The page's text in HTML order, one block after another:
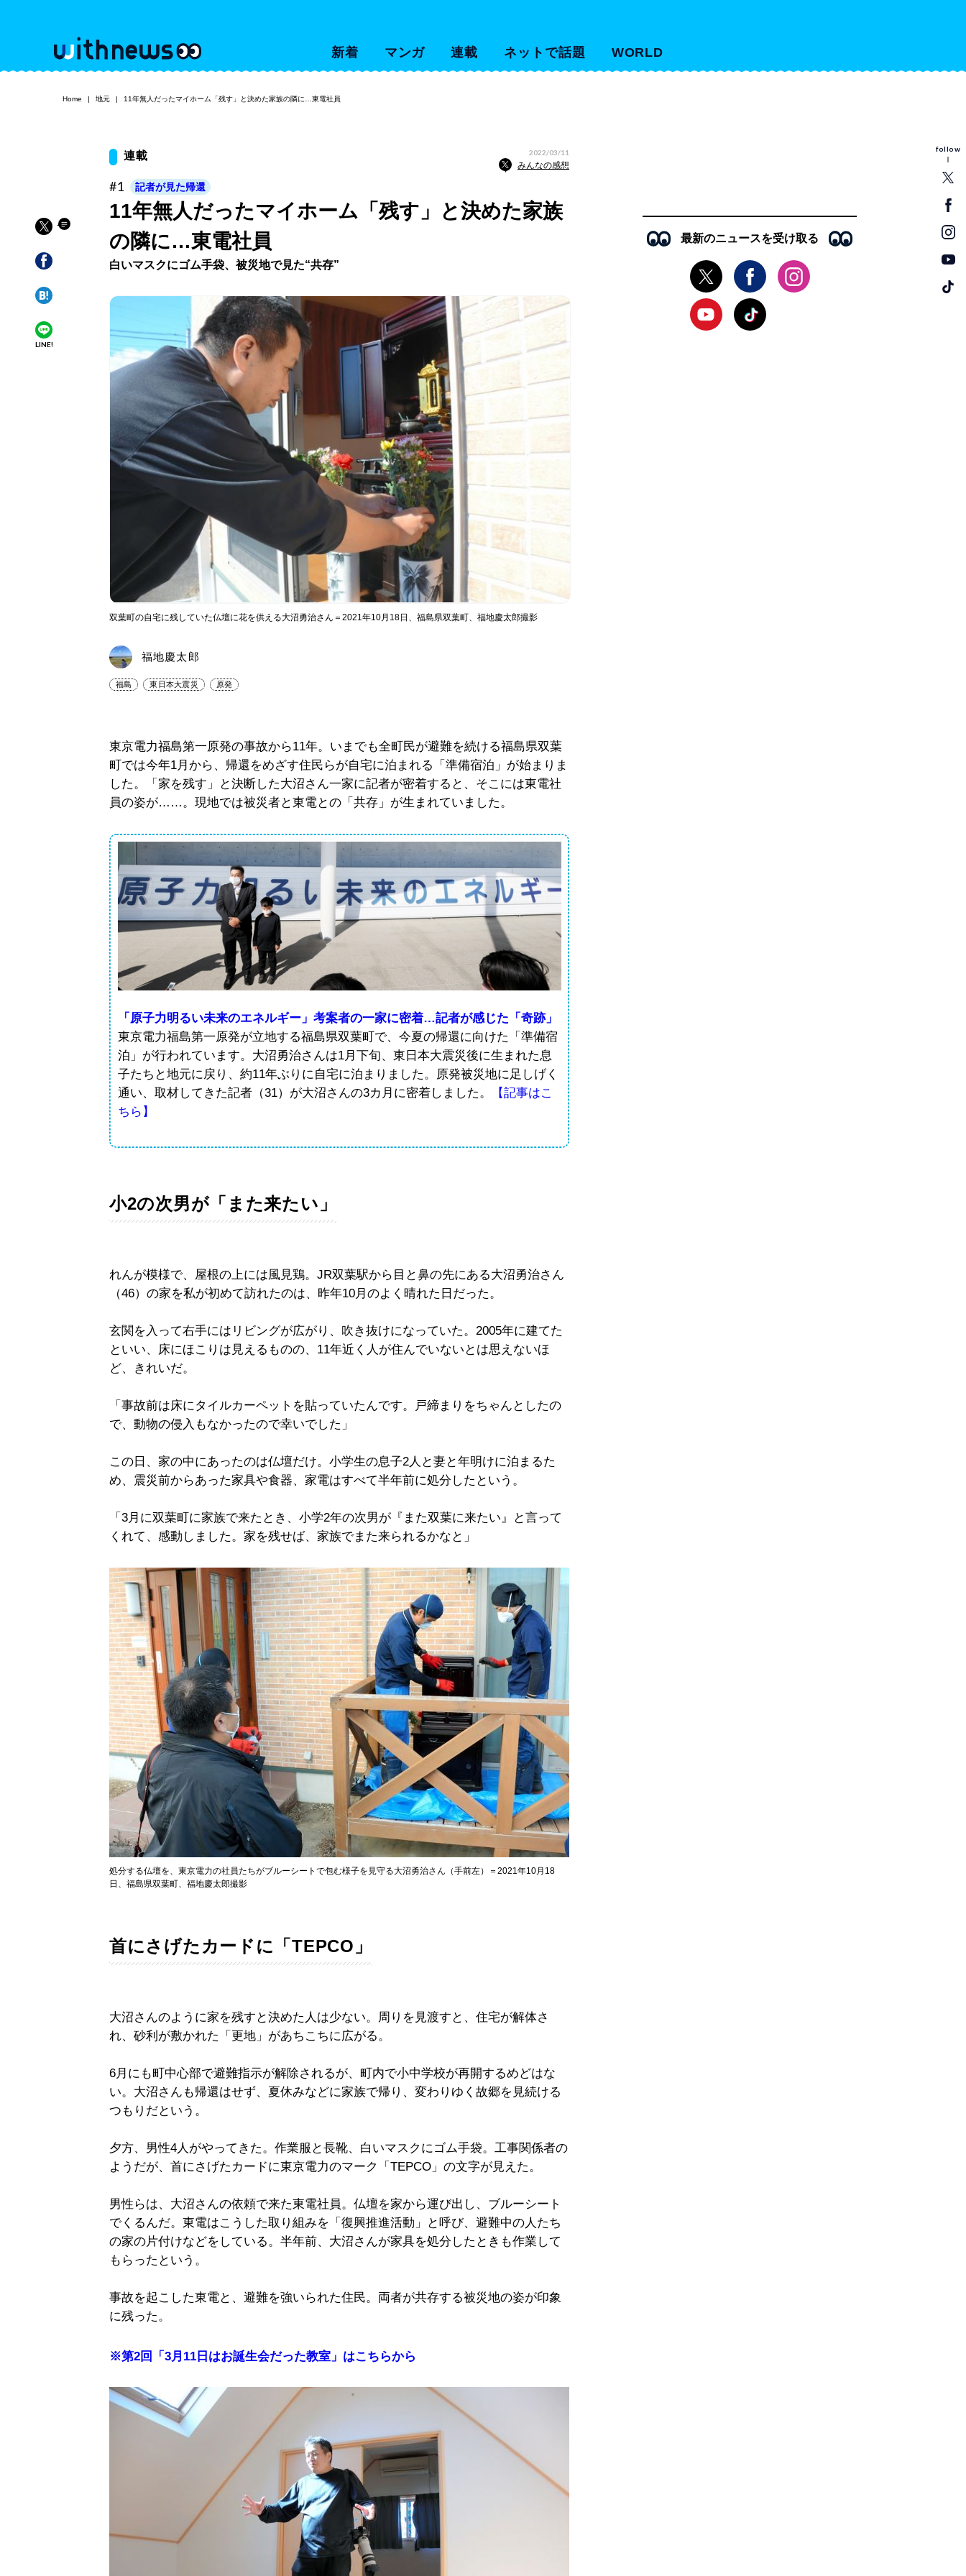
新着 マンガ 連載 ネットで話題 WORLD
follow
Home 地元 11年無人だったマイホーム「残す」と決めた家族の隣に…東電社員
LINE!
連載 2022/03/11
みんなの感想
#1 記者が見た帰還
11年無人だったマイホーム「残す」と決めた家族
の隣に…東電社員
白いマスクにゴム手袋、被災地で見た“共存”
双葉町の自宅に残していた仏壇に花を供える大沼勇治さん＝2021年10月18日、福島県双葉町、福地慶太郎撮影
福地慶太郎
福島 東日本大震災 原発
東京電力福島第一原発の事故から11年。いまでも全町民が避難を続ける福島県双葉
町では今年1月から、帰還をめざす住民らが自宅に泊まれる「準備宿泊」が始まりま
した。「家を残す」と決断した大沼さん一家に記者が密着すると、そこには東電社
員の姿が……。現地では被災者と東電との「共存」が生まれていました。
「原子力明るい未来のエネルギー」考案者の一家に密着…記者が感じた「奇跡」
東京電力福島第一原発が立地する福島県双葉町で、今夏の帰還に向けた「準備宿
泊」が行われています。大沼勇治さんは1月下旬、東日本大震災後に生まれた息
子たちと地元に戻り、約11年ぶりに自宅に泊まりました。原発被災地に足しげく
通い、取材してきた記者（31）が大沼さんの3カ月に密着しました。
【記事はこ
ちら】
小2の次男が「また来たい」
れんが模様で、屋根の上には風見鶏。JR双葉駅から目と鼻の先にある大沼勇治さん
（46）の家を私が初めて訪れたのは、昨年10月のよく晴れた日だった。
玄関を入って右手にはリビングが広がり、吹き抜けになっていた。2005年に建てた
といい、床にほこりは見えるものの、11年近く人が住んでいないとは思えないほ
ど、きれいだ。
「事故前は床にタイルカーペットを貼っていたんです。戸締まりをちゃんとしたの
で、動物の侵入もなかったので幸いでした」
この日、家の中にあったのは仏壇だけ。小学生の息子2人と妻と年明けに泊まるた
め、震災前からあった家具や食器、家電はすべて半年前に処分したという。
「3月に双葉町に家族で来たとき、小学2年の次男が『また双葉に来たい』と言って
くれて、感動しました。家を残せば、家族でまた来られるかなと」
処分する仏壇を、東京電力の社員たちがブルーシートで包む様子を見守る大沼勇治さん（手前左）＝2021年10月18
日、福島県双葉町、福地慶太郎撮影
首にさげたカードに「TEPCO」
大沼さんのように家を残すと決めた人は少ない。周りを見渡すと、住宅が解体さ
れ、砂利が敷かれた「更地」があちこちに広がる。
6月にも町中心部で避難指示が解除されるが、町内で小中学校が再開するめどはな
い。大沼さんも帰還はせず、夏休みなどに家族で帰り、変わりゆく故郷を見続ける
つもりだという。
夕方、男性4人がやってきた。作業服と長靴、白いマスクにゴム手袋。工事関係者の
ようだが、首にさげたカードに東京電力のマーク「TEPCO」の文字が見えた。
男性らは、大沼さんの依頼で来た東電社員。仏壇を家から運び出し、ブルーシート
でくるんだ。東電はこうした取り組みを「復興推進活動」と呼び、避難中の人たち
の家の片付けなどをしている。半年前、大沼さんが家具を処分したときも作業して
もらったという。
事故を起こした東電と、避難を強いられた住民。両者が共存する被災地の姿が印象
に残った。
※第2回「3月11日はお誕生会だった教室」はこちらから
最新のニュースを受け取る